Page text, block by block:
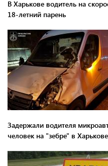
В Харькове водитель на
18-летний парень
Задержали водителя
человек на "зебре" в Харькове